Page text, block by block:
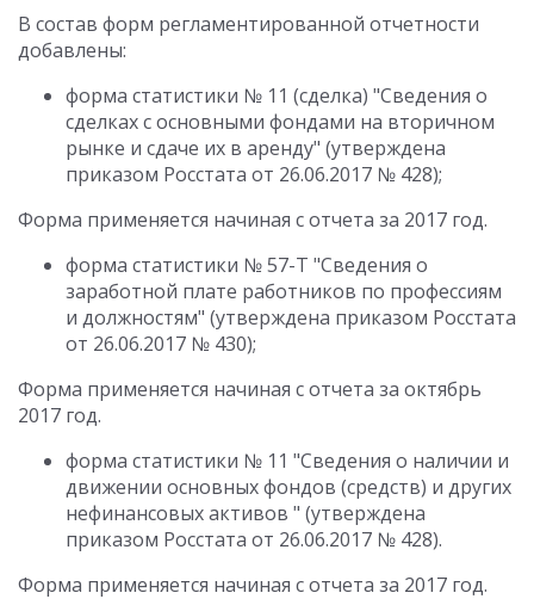
В состав форм регламентированной отчетности
добавлены:
форма статистики № 11 (сделка) "Сведения о
сделках с основными фондами на вторичном
рынке и сдаче их в аренду" (утверждена
приказом Росстата от 26.06.2017 № 428);
Форма применяется начиная с отчета за 2017 год.
форма статистики № 57-Т "Сведения о
заработной плате работников по профессиям
и должностям" (утверждена приказом Росстата
от 26.06.2017 № 430);
Форма применяется начиная с отчета за октябрь
2017 год.
форма статистики № 11 "Сведения о наличии и
движении основных фондов (средств) и других
нефинансовых активов " (утверждена
приказом Росстата от 26.06.2017 № 428).
Форма применяется начиная с отчета за 2017 год.